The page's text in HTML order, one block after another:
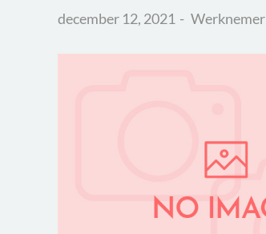
december 12, 2021 Werknemer